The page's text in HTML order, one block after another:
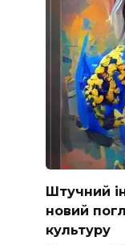
Штучний
новий
культуру